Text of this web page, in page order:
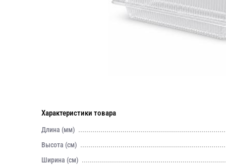
Характеристики товара
Длина (мм)
Высота (см)
Ширина (см)